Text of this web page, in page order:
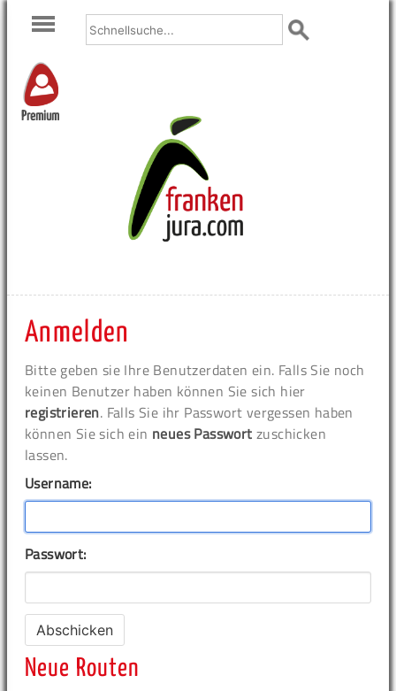
Premium
Anmelden
Bitte geben sie Ihre Benutzerdaten ein. Falls Sie noch
keinen Benutzer haben können Sie sich hier
registrieren. Falls Sie ihr Passwort vergessen haben
können Sie sich ein neues Passwort zuschicken
lassen.
Username:
Passwort:
Neue Routen